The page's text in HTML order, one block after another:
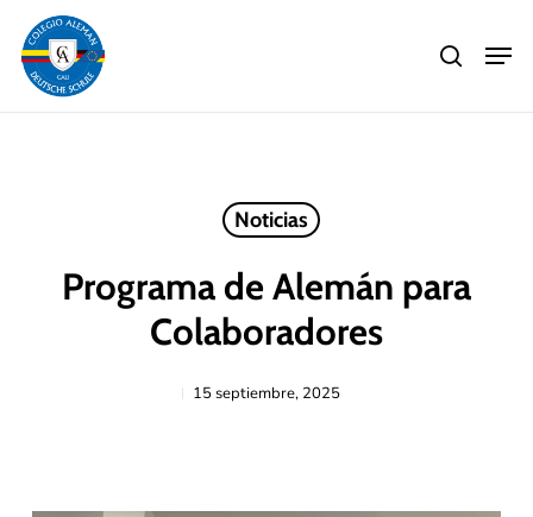
main
content
search
Noticias
Programa de Alemán para
Colaboradores
15 septiembre, 2025